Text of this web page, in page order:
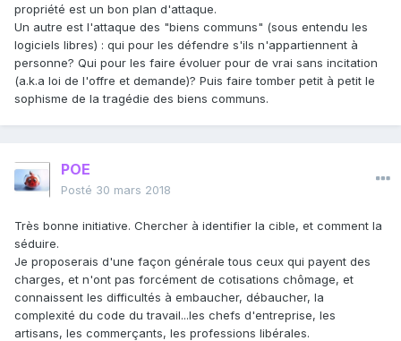
propriété est un bon plan d'attaque.
Un autre est l'attaque des "biens communs" (sous entendu les
logiciels libres) : qui pour les défendre s'ils n'appartiennent à
personne? Qui pour les faire évoluer pour de vrai sans incitation
(a.k.a loi de l'offre et demande)? Puis faire tomber petit à petit le
sophisme de la tragédie des biens communs.
POE
Posté 30 mars 2018
Très bonne initiative. Chercher à identifier la cible, et comment la
séduire.
Je proposerais d'une façon générale tous ceux qui payent des
charges, et n'ont pas forcément de cotisations chômage, et
connaissent les difficultés à embaucher, débaucher, la
complexité du code du travail...les chefs d'entreprise, les
artisans, les commerçants, les professions libérales.